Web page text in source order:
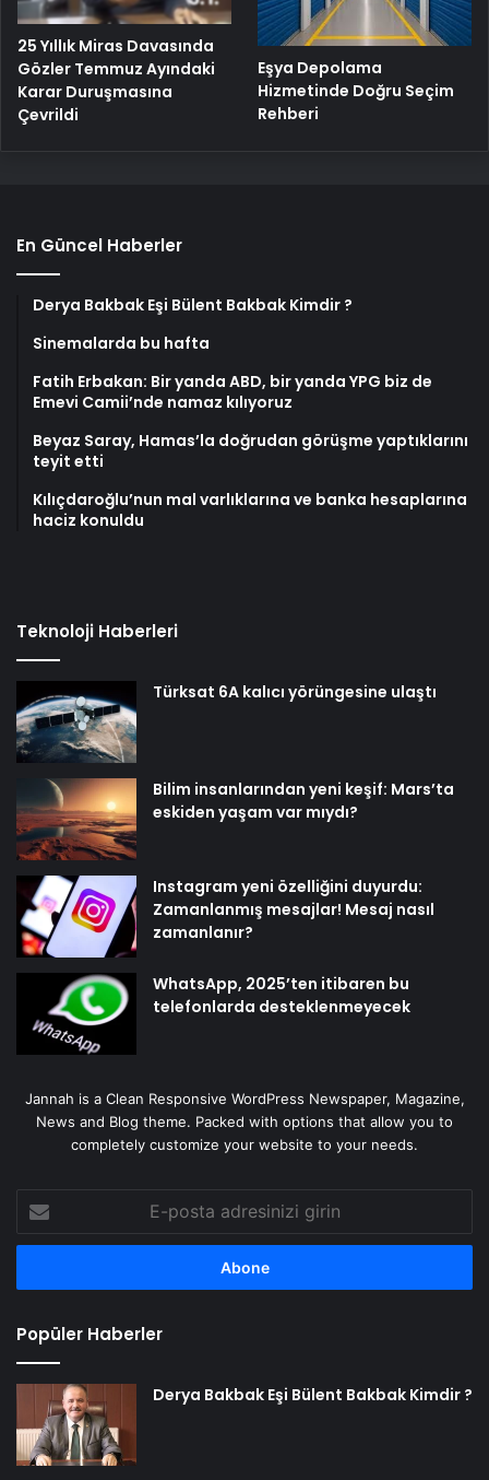
25 Yıllık Miras Davasında
Gözler Temmuz Ayındaki
Karar Duruşmasına
Çevrildi
Eşya Depolama
Hizmetinde Doğru Seçim
Rehberi
En Güncel Haberler
Derya Bakbak Eşi Bülent Bakbak Kimdir ?
Sinemalarda bu hafta
Fatih Erbakan: Bir yanda ABD, bir yanda YPG biz de
Emevi Camii’nde namaz kılıyoruz
Beyaz Saray, Hamas’la doğrudan görüşme yaptıklarını
teyit etti
Kılıçdaroğlu’nun mal varlıklarına ve banka hesaplarına
haciz konuldu
Teknoloji Haberleri
Türksat 6A kalıcı yörüngesine ulaştı
Bilim insanlarından yeni keşif: Mars’ta
eskiden yaşam var mıydı?
Instagram yeni özelliğini duyurdu:
Zamanlanmış mesajlar! Mesaj nasıl
zamanlanır?
WhatsApp, 2025’ten itibaren bu
telefonlarda desteklenmeyecek
Jannah is a Clean Responsive WordPress Newspaper, Magazine,
News and Blog theme. Packed with options that allow you to
completely customize your website to your needs.
posta
adresinizi
Popüler Haberler
Derya Bakbak Eşi Bülent Bakbak Kimdir ?